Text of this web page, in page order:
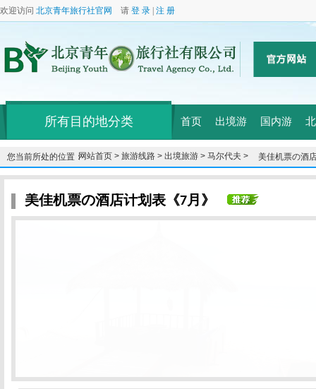
欢迎访问 北京青年旅行社官网 请 登 录 注 册
所有目的地分类 首页 出境游 国内游
您当前所处的位置：网站首页 > 旅游线路 > 出境旅游 > 马尔代夫 > 美佳机票の酒
美佳机票の酒店计划表《7月》